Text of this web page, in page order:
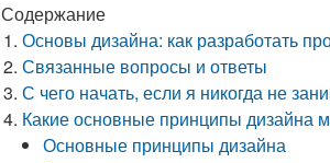
Содержание
Основы дизайна: как разработать
Связанные вопросы и ответы
С чего начать, если я никогда не
Какие основные принципы дизайна
Основные принципы дизайна